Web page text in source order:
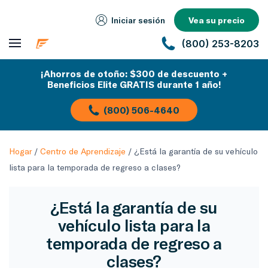
Iniciar sesión Vea su precio
(800) 253-8203
¡Ahorros de otoño: $300 de descuento +
Beneficios Elite GRATIS durante 1 año!
(800) 506-4640
Hogar/ Centro de Aprendizaje / ¿Está la garantía de su vehículo
lista para la temporada de regreso a clases?
¿Está la garantía de su
vehículo lista para la
temporada de regreso a
clases?